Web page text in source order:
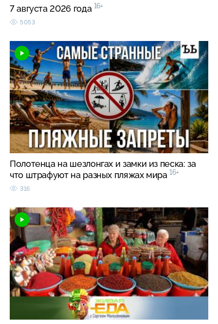
7 августа 2026 года 16+
5053
Полотенца на шезлонгах и замки из песка: за
что штрафуют на разных пляжах мира 16+
316